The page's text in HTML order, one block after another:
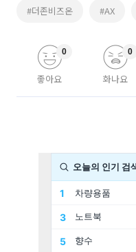
#더존비즈온 #AX
좋아요
0
화나요
0